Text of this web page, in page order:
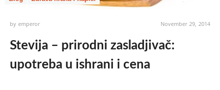
byemperor November 29, 2014
Stevija – prirodni zasladjivač:
upotreba u ishrani i cena